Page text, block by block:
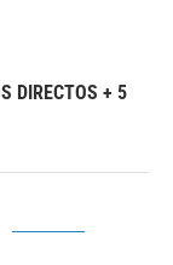
DIRECTOS + 5